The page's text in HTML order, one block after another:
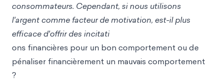
consommateurs. Cependant, si nous utilisons
l'argent comme facteur de motivation, est-il plus
efficace d'offrir des incitati
ons financières pour un bon comportement ou de
pénaliser financièrement un mauvais comportement
?